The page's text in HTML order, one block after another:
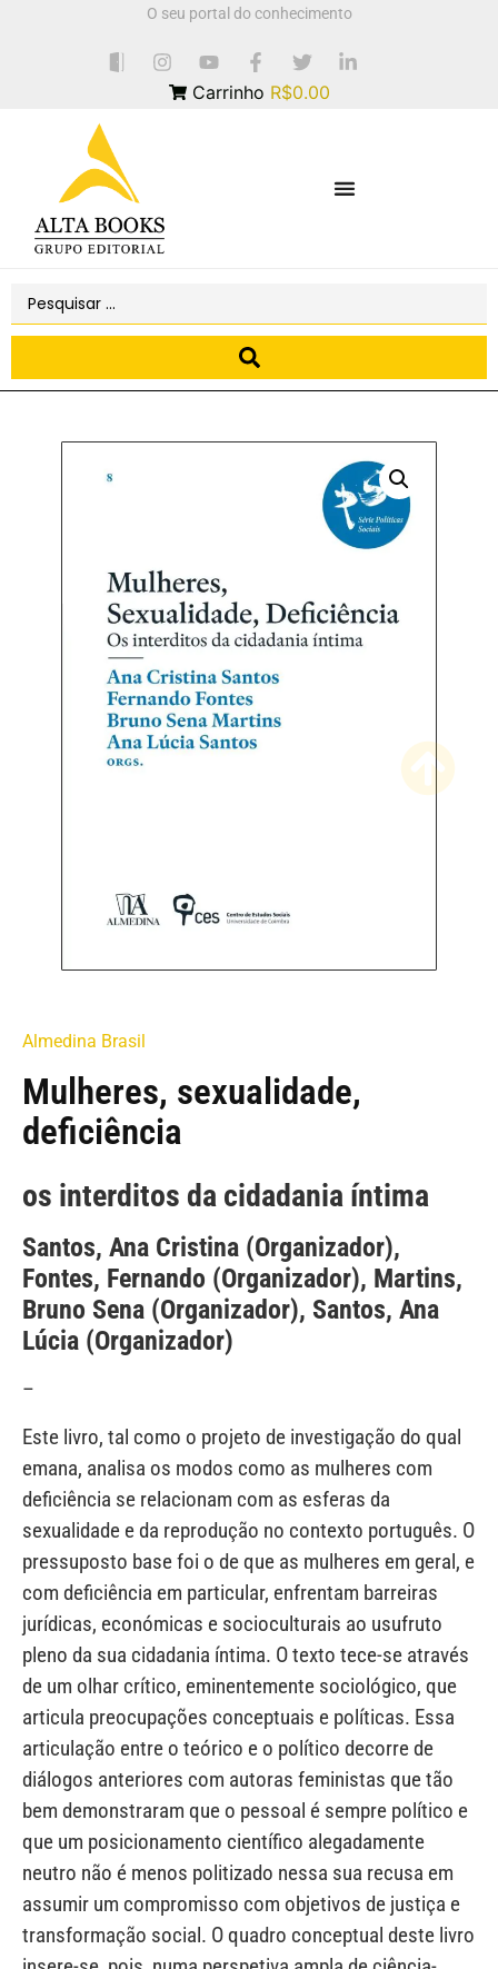
O seu portal do conhecimento
Carrinho R$0.00
Almedina Brasil
Mulheres, sexualidade,
deficiência
os interditos da cidadania íntima
Santos, Ana Cristina (Organizador),
Fontes, Fernando (Organizador), Martins,
Bruno Sena (Organizador), Santos, Ana
Lúcia (Organizador)
–
Este livro, tal como o projeto de investigação do qual
emana, analisa os modos como as mulheres com
deficiência se relacionam com as esferas da
sexualidade e da reprodução no contexto português. O
pressuposto base foi o de que as mulheres em geral, e
com deficiência em particular, enfrentam barreiras
jurídicas, económicas e socioculturais ao usufruto
pleno da sua cidadania íntima. O texto tece-se através
de um olhar crítico, eminentemente sociológico, que
articula preocupações conceptuais e políticas. Essa
articulação entre o teórico e o político decorre de
diálogos anteriores com autoras feministas que tão
bem demonstraram que o pessoal é sempre político e
que um posicionamento científico alegadamente
neutro não é menos politizado nessa sua recusa em
assumir um compromisso com objetivos de justiça e
transformação social. O quadro conceptual deste livro